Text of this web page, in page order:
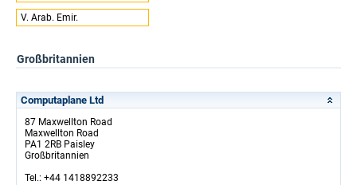
V. Arab. Emir.
Großbritannien
Computaplane Ltd
87 Maxwellton Road
Maxwellton Road
PA1 2RB Paisley
Großbritannien
Tel.: +44 1418892233